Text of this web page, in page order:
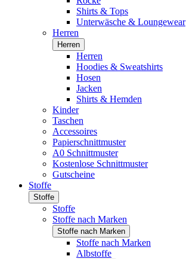
Shirts & Tops
Unterwäsche & Loungewear
Herren
Herren
Herren
Hoodies & Sweatshirts
Hosen
Jacken
Shirts & Hemden
Kinder
Taschen
Accessoires
Papierschnittmuster
A0 Schnittmuster
Kostenlose Schnittmuster
Gutscheine
Stoffe
Stoffe
Stoffe
Stoffe nach Marken
Stoffe nach Marken
Stoffe nach Marken
Albstoffe